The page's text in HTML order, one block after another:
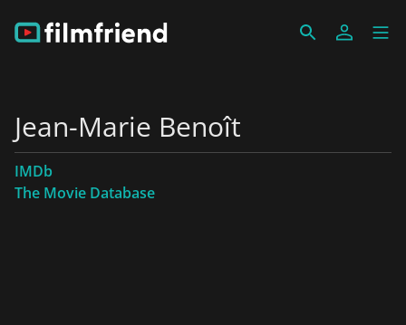
Jean-Marie Benoît
IMDb
The Movie Database